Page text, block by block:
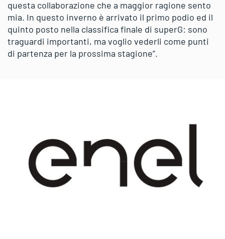
questa collaborazione che a maggior ragione sento
mia. In questo inverno è arrivato il primo podio ed il
quinto posto nella classifica finale di superG: sono
traguardi importanti, ma voglio vederli come punti
di partenza per la prossima stagione”.